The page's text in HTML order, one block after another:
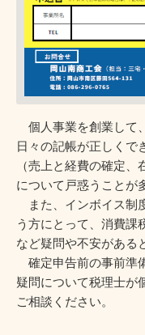
個人事業を創業して
日々の記帳が正しくで
（売上と経費の確定
について戸惑うことが
また、インボイス制
う方にとって、消費課
など疑問や不安がある
確定申告前の事前準
疑問について税理士が
ご相談ください。